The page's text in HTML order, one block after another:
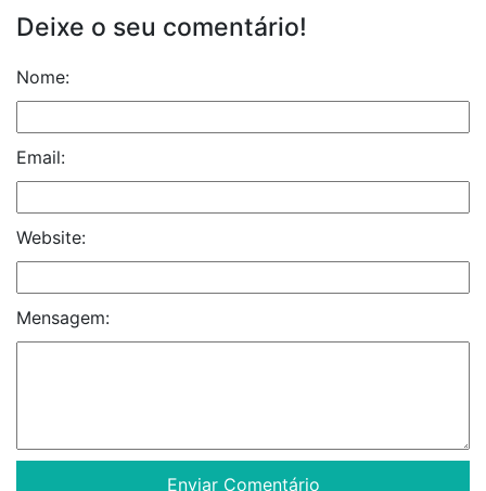
Deixe o seu comentário!
Nome:
Email:
Website:
Mensagem: